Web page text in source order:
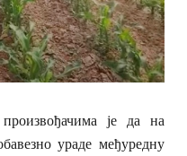
је да на
ураде међуредну